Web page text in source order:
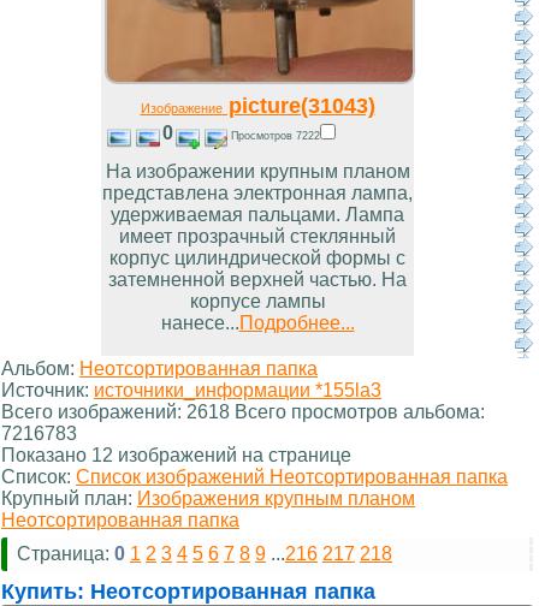
Изображениеpicture(31043)
0 Просмотров 7222
На изображении крупным планом
представлена электронная лампа,
удерживаемая пальцами. Лампа
имеет прозрачный стеклянный
корпус цилиндрической формы с
затемненной верхней частью. На
корпусе лампы
нанесе...Подробнее...
Альбом: Неотсортированная папка
Источник: источники_информации *155la3
Всего изображений: 2618 Всего просмотров альбома:
7216783
Показано 12 изображений на странице
Список: Список изображений Неотсортированная папка
Крупный план: Изображения крупным планом
Неотсортированная папка
Страница: 0 1 2 3 4 5 6 7 8 9 ...216 217 218
Купить: Неотсортированная папка